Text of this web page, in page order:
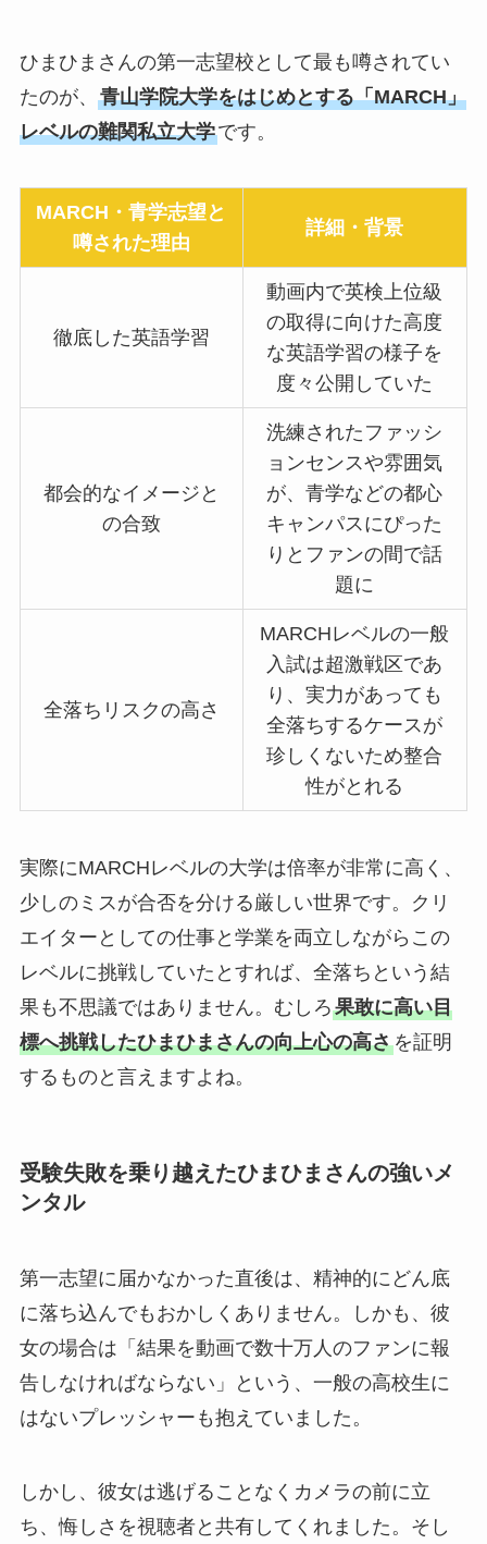
ひまひまさんの第一志望校として最も噂されてい
たのが、 青山学院大学をはじめとする「MARCH」
レベルの難関私立大学です。
MARCH・青学志望と
噂された理由
詳細・背景
徹底した英語学習
動画内で英検上位級
の取得に向けた高度
な英語学習の様子を
度々公開していた
都会的なイメージと
の合致
洗練されたファッシ
ョンセンスや雰囲気
が、青学などの都心
キャンパスにぴった
りとファンの間で話
題に
全落ちリスクの高さ
MARCHレベルの一般
入試は超激戦区であ
り、実力があっても
全落ちするケースが
珍しくないため整合
性がとれる
実際にMARCHレベルの大学は倍率が非常に高く、
少しのミスが合否を分ける厳しい世界です。クリ
エイターとしての仕事と学業を両立しながらこの
レベルに挑戦していたとすれば、全落ちという結
果も不思議ではありません。むしろ果敢に高い目
標へ挑戦したひまひまさんの向上心の高さを証明
するものと言えますよね。
受験失敗を乗り越えたひまひまさんの強いメ
ンタル
第一志望に届かなかった直後は、精神的にどん底
に落ち込んでもおかしくありません。しかも、彼
女の場合は「結果を動画で数十万人のファンに報
告しなければならない」という、一般の高校生に
はないプレッシャーも抱えていました。
しかし、彼女は逃げることなくカメラの前に立
ち、悔しさを視聴者と共有してくれました。そし